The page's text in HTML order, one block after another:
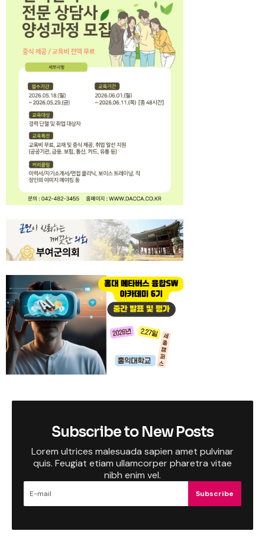
Subscribe to New Posts
Lorem ultrices malesuada sapien amet pulvinar
quis. Feugiat etiam ullamcorper pharetra vitae
nibh enim vel.
Subscribe